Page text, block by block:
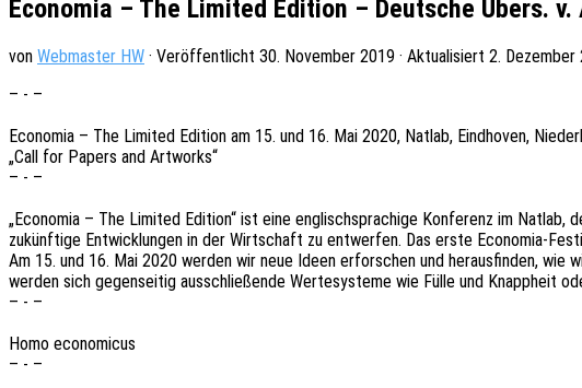
Economia – The Limited Edition – Deutsche Übers. v.
von Webmaster HW · Veröffentlicht 30. November 2019 · Aktualisiert 2. Dezember
– - –
Econo­mia – The Limi­t­ed Editi­on am 15. und 16. Mai 2020, Natlab, Eind­ho­ven,
„Call for Papers and Artworks“
– - –
„Econo­mia – The Limi­t­ed Editi­on“ ist eine englisch­spra­chi­ge Konfe­renz im
zukünf­ti­ge Entwick­lun­gen in der Wirt­schaft zu entwer­fen. Das erste Econo­mia-
Am 15. und 16. Mai 2020 werden wir neue Ideen erfor­schen und heraus­fin­den, wie
werden sich gegen­sei­tig ausschlie­ßen­de Werte­sys­te­me wie Fülle und Knapp­heit
– - –
Homo economicus
– - –